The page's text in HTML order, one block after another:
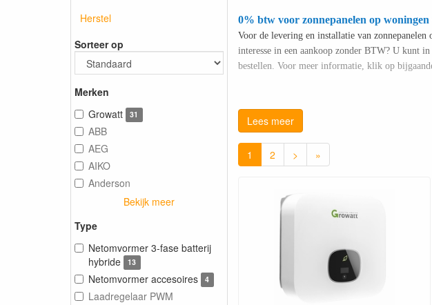
Herstel
Sorteer op
Merken
Growatt
31
ABB
AEG
AIKO
Anderson
Bekijk meer
Type
Netomvormer 3-fase batterij
hybride
13
Netomvormer accesoires 4
Laadregelaar PWM
0% btw voor zonnepanelen op
Voor de levering en installatie van
interesse in een aankoop zonder BTW? U kunt
bestellen. Voor meer informatie, klik op
Lees meer
1 2 > »